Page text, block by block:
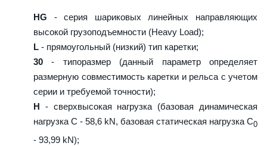
HG - серия шариковых линейных направляющих
высокой грузоподъемности (Heavy Load);
L - прямоугольный (низкий) тип каретки;
30 - типоразмер (данный параметр определяет
размерную совместимость каретки и рельса с учетом
серии и требуемой точности);
H - сверхвысокая нагрузка (базовая динамическая
нагрузка C - 58,6 kN, базовая статическая нагрузка С0
- 93,99 kN);